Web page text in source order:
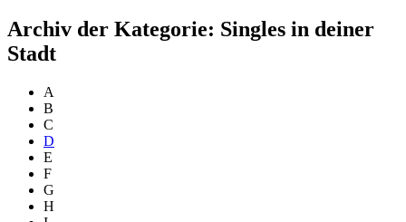
Archiv der Kategorie: Singles in deiner
Stadt
A
B
C
D
E
F
G
H